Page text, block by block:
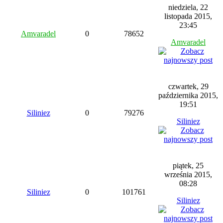
Amvaradel 0 78652
niedziela, 22
listopada 2015,
23:45
Amvaradel
Siliniez 0 79276
czwartek, 29
października 2015,
19:51
Siliniez
Siliniez 0 101761
piątek, 25
września 2015,
08:28
Siliniez